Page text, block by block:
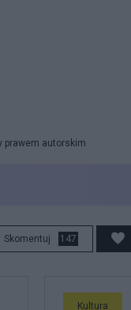
prawem autorskim
Skomentuj 147
Kultura